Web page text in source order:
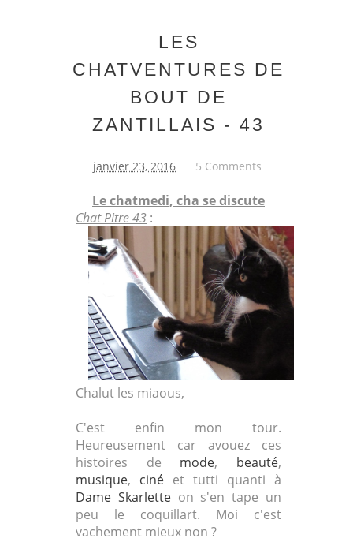
LES
CHATVENTURES DE
BOUT DE
ZANTILLAIS - 43
janvier 23, 2016 5 Comments
Le chatmedi, cha se discute
Chat Pitre 43 :
Chalut les miaous,
C'est enfin mon tour.
Heureusement car avouez ces
histoires de mode, beauté,
musique, ciné et tutti quanti à
Dame Skarletteon s'en tape un
peu le coquillart. Moi c'est
vachement mieux non ?